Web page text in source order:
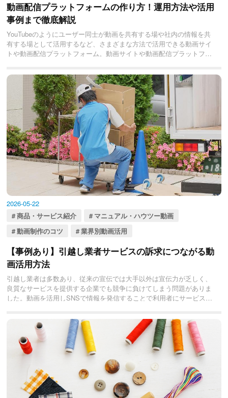
動画配信プラットフォームの作り方！運用方法や活用
事例まで徹底解説
YouTubeのようにユーザー同士が動画を共有する場や社内の情報を共
有する場として活用するなど、さまざまな方法で活用できる動画サイ
トや動画配信プラットフォーム。動画サイトや動画配信プラットフォ
でしょうか？
2026-05-22
商品・サービス紹介
マニュアル・ハウツー動画
動画制作のコツ
業界別動画活用
【事例あり】引越し業者サービスの訴求につながる動
画活用方法
引越し業者は多数あり、従来の宣伝では大手以外は宣伝力が乏しく、
良質なサービスを提供する企業でも競争に負けてしまう問題がありま
した。動画を活用しSNSで情報を発信することで利用者にサービスの